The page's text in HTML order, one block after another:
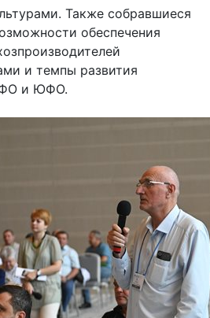
Также собравшиеся
обеспечения
и темпы развития
и ЮФО.